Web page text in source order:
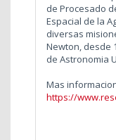
de Procesado
Espacial de la
diversas
Newton, desde
de Astronomia
Mas
https://